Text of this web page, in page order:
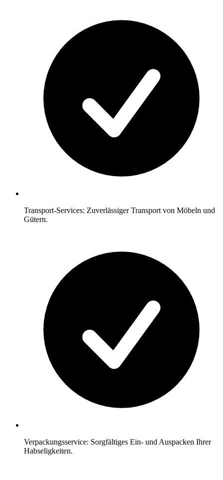
Transport-Services: Zuverlässiger Transport von Möbeln und
Gütern.
Verpackungsservice: Sorgfältiges Ein- und Auspacken Ihrer
Habseligkeiten.